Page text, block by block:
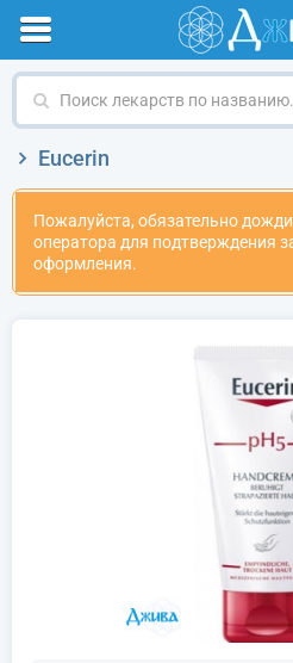
Поиск
названию
Eucerin
Пожалуйста, обязательно
оператора для подтверждения
оформления.